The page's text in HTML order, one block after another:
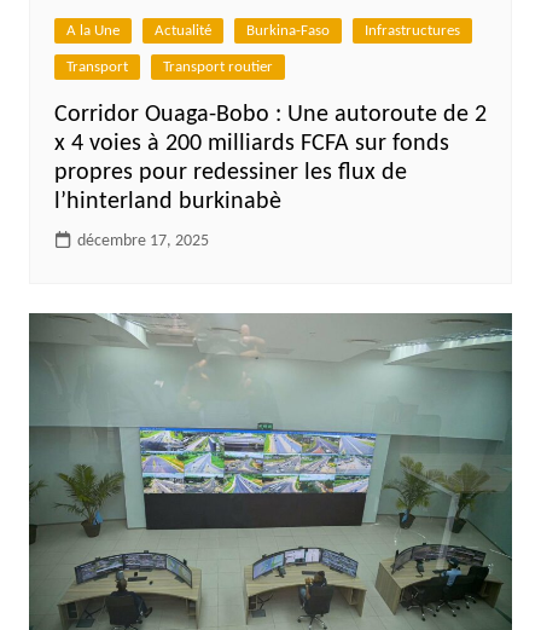
A la Une Actualité Burkina-Faso Infrastructures
Transport Transport routier
Corridor Ouaga-Bobo : Une autoroute de 2
x 4 voies à 200 milliards FCFA sur fonds
propres pour redessiner les flux de
l’hinterland burkinabè
décembre 17, 2025